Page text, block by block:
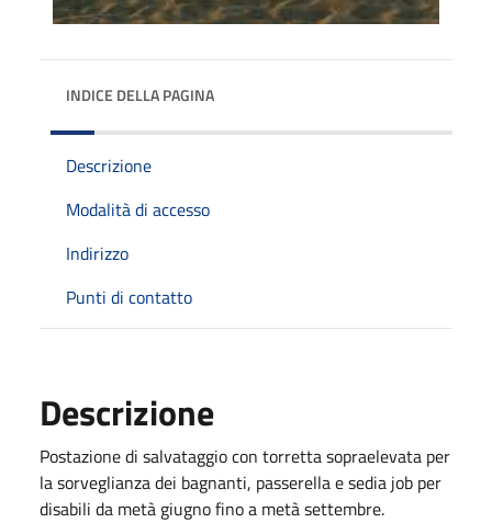
INDICE DELLA PAGINA
Descrizione
Modalità di accesso
Indirizzo
Punti di contatto
Descrizione
Postazione di salvataggio con torretta sopraelevata per
la sorveglianza dei bagnanti, passerella e sedia job per
disabili da metà giugno fino a metà settembre.